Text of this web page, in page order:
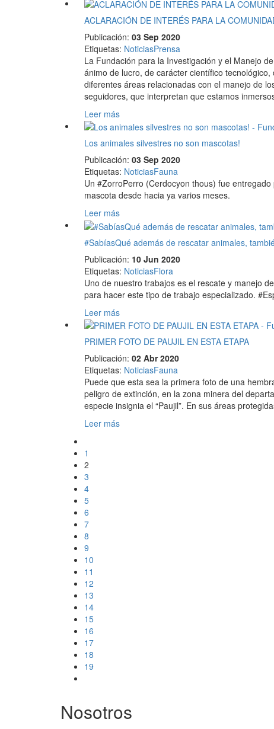
ACLARACIÓN DE INTERÉS PARA LA
Publicación: 03 Sep 2020
Etiquetas: NoticiasPrensa
La Fundación para la Investigación y el Manejo
ánimo de lucro, de carácter científico
diferentes áreas relacionadas con el manejo de
seguidores, que interpretan que estamos
Leer más
Los animales silvestres no son mascotas!
Publicación: 03 Sep 2020
Etiquetas: NoticiasFauna
Un #ZorroPerro (Cerdocyon thous) fue
mascota desde hacia ya varios meses.
Leer más
#SabíasQué además de rescatar animales,
Publicación: 10 Jun 2020
Etiquetas: NoticiasFlora
Uno de nuestro trabajos es el rescate y manejo
para hacer este tipo de trabajo especializado.
Leer más
PRIMER FOTO DE PAUJIL EN ESTA ETAPA
Publicación: 02 Abr 2020
Etiquetas: NoticiasFauna
Puede que esta sea la primera foto de una
peligro de extinción, en la zona minera del
especie insignia el “Paujil”. En sus áreas
Leer más
1
2
3
4
5
6
7
8
9
10
11
12
13
14
15
16
17
18
19
Nosotros